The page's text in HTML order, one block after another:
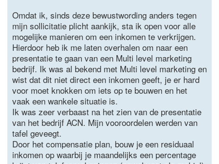
Omdat ik, sinds deze bewustwording anders tegen
mijn sollicitatie plicht aankijk, sta ik open voor alle
mogelijke manieren om een inkomen te verkrijgen.
Hierdoor heb ik me laten overhalen om naar een
presentatie te gaan van een Multi level marketing
bedrijf. Ik was al bekend met Multi level marketing en
wist dat dit niet direct een inkomen geeft, je er hard
voor moet knokken om iets op te bouwen en het
vaak een wankele situatie is.
Ik was zeer verbaast na het zien van de presentatie
van het bedrijf ACN. Mijn vooroordelen werden van
tafel geveegt.
Door het compensatie plan, bouw je een residuaal
inkomen op waarbij je maandelijks een percentage